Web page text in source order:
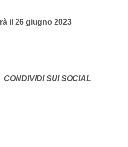
il 26 giugno 2023
CONDIVIDI SUI SOCIAL